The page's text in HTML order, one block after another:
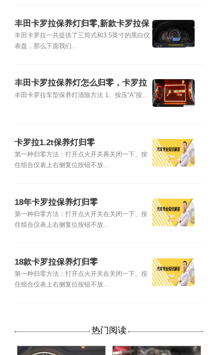
丰田卡罗拉保养灯归零,新款卡罗拉保
养灯归零
丰田卡罗拉一共提供了三筒式和3.5英寸的黑白仪
表盘，那么下面我们...
丰田卡罗拉保养灯怎么归零，卡罗拉
保养灯复位清零方法
丰田卡罗拉车型保养灯清除方法 1、按压“A”按...
卡罗拉1.2t保养灯归零
第一种归零方法：打开点火开关再关闭一下、按
住组合仪表上右侧复位按钮不放...
18年卡罗拉保养灯归零
第一种归零方法：打开点火开关在关闭一下、按
住组合仪表上右侧复位按钮不放...
18款卡罗拉保养灯归零
第一种归零方法：打开点火开关在关闭一下、按
住组合仪表上右侧复位按钮不放...
热门阅读